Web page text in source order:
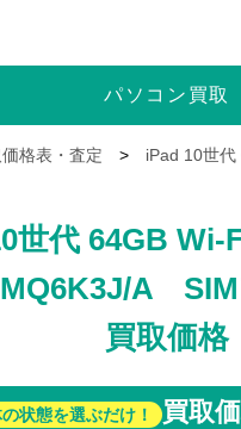
パソコン 買取
格表・査定 > iPad 10世
世代 64GB Wi-
MQ6K3J/A SIM
買取価格
状態を選ぶだけ！ 買取